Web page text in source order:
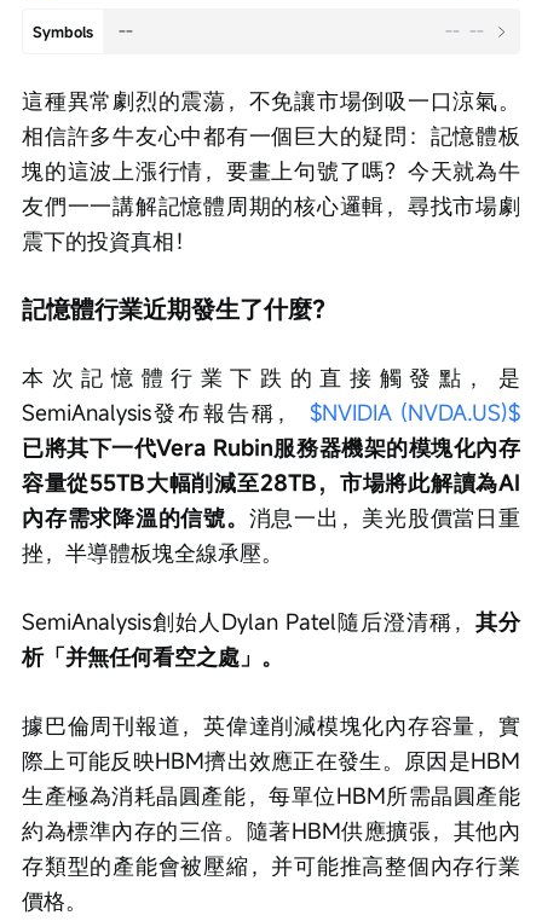
Symbols -- -- --
這種異常劇烈的震蕩，不免讓市場倒吸一口涼氣。
相信許多牛友心中都有一個巨大的疑問：記憶體板
塊的這波上漲行情，要畫上句號了嗎？今天就為牛
友們一一講解記憶體周期的核心邏輯，尋找市場劇
震下的投資真相！
記憶體行業近期發生了什麼？
本次記憶體行業下跌的直接觸發點，是
SemiAnalysis發布報告稱， $NVIDIA (NVDA.US)$
已將其下一代Vera Rubin服務器機架的模塊化內存
容量從55TB大幅削減至28TB，市場將此解讀為AI
內存需求降溫的信號。 消息一出，美光股價當日重
挫，半導體板塊全線承壓。
SemiAnalysis創始人Dylan Patel隨后澄清稱， 其分
析「并無任何看空之處」。
據巴倫周刊報道，英偉達削減模塊化內存容量，實
際上可能反映HBM擠出效應正在發生。原因是HBM
生產極為消耗晶圓產能，每單位HBM所需晶圓產能
約為標準內存的三倍。隨著HBM供應擴張，其他內
存類型的產能會被壓縮，并可能推高整個內存行業
價格。